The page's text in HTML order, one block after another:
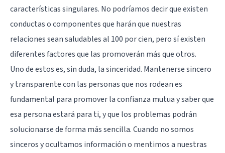
características singulares. No podríamos decir que existen
conductas o componentes que harán que nuestras
relaciones sean saludables al 100 por cien, pero sí existen
diferentes factores que las promoverán más que otros.
Uno de estos es, sin duda, la sinceridad. Mantenerse sincero
y transparente con las personas que nos rodean es
fundamental para promover la confianza mutua y saber que
esa persona estará para ti, y que los problemas podrán
solucionarse de forma más sencilla. Cuando no somos
sinceros y ocultamos información o mentimos a nuestras